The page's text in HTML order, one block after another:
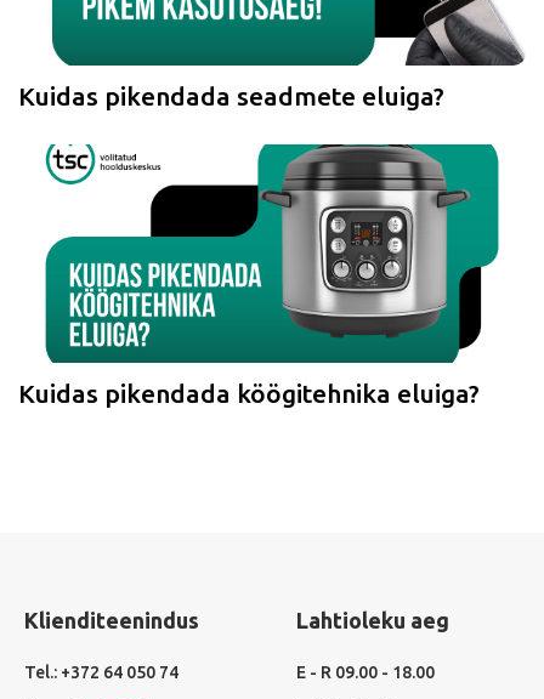
Kuidas pikendada seadmete eluiga?
Kuidas pikendada köögitehnika eluiga?
Klienditeenindus
Tel.: +372 64 050 74
Lahtioleku aeg
E - R 09.00 - 18.00